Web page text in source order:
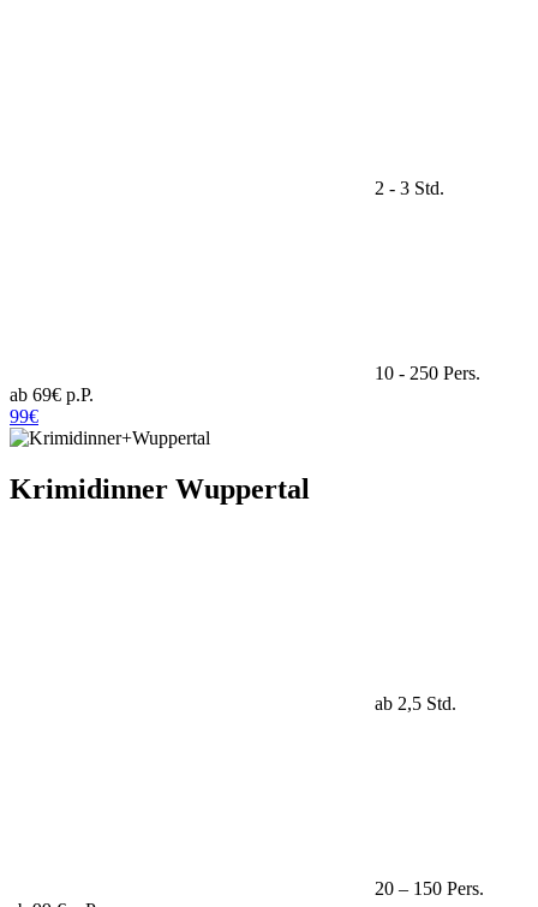
2 - 3 Std.
10 - 250 Pers.
ab 69€ p.P.
99€
Krimidinner Wuppertal
ab 2,5 Std.
20 – 150 Pers.